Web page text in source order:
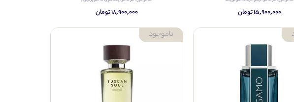
۱۵,۹۰۰,۰۰۰ تومان ۱۸,۹۰۰,۰۰۰ تومان